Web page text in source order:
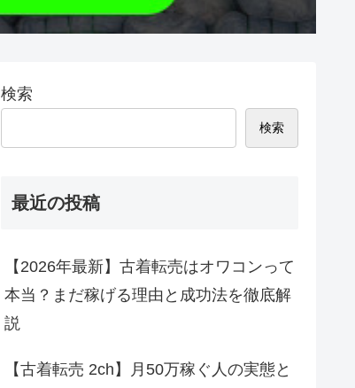
検索
検索
最近の投稿
【2026年最新】古着転売はオワコンって
本当？まだ稼げる理由と成功法を徹底解
説
【古着転売 2ch】月50万稼ぐ人の実態と